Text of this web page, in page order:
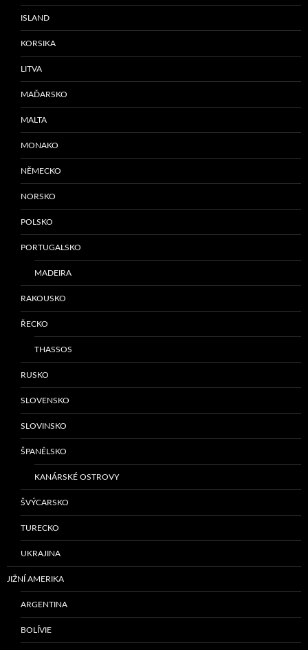
ISLAND
KORSIKA
LITVA
MAĎARSKO
MALTA
MONAKO
NĚMECKO
NORSKO
POLSKO
PORTUGALSKO
MADEIRA
RAKOUSKO
ŘECKO
THASSOS
RUSKO
SLOVENSKO
SLOVINSKO
ŠPANĚLSKO
KANÁRSKÉ OSTROVY
ŠVÝCARSKO
TURECKO
UKRAJINA
JIŽNÍ AMERIKA
ARGENTINA
BOLÍVIE